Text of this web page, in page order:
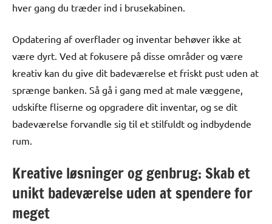
hver gang du træder ind i brusekabinen.
Opdatering af overflader og inventar behøver ikke at
være dyrt. Ved at fokusere på disse områder og være
kreativ kan du give dit badeværelse et friskt pust uden at
sprænge banken. Så gå i gang med at male væggene,
udskifte fliserne og opgradere dit inventar, og se dit
badeværelse forvandle sig til et stilfuldt og indbydende
rum.
Kreative løsninger og genbrug: Skab et
unikt badeværelse uden at spendere for
meget